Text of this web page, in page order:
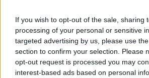
If you wish to opt-out of the sale, sharing
processing of your personal or sensitive
targeted advertising by us, please use
section to confirm your selection. Please
opt-out request is processed you may
interest-based ads based on personal
ώστε να τους ενημερώσει για την
επικρατεί στην Ανατολική Μεσόγειο